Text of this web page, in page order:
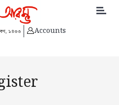
১৪৩৩ Accounts